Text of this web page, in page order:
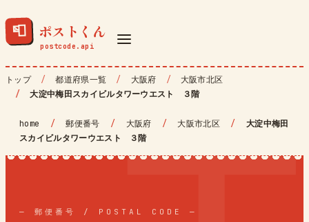
📮 ポストくん
トップ 都道府県一覧 大阪府
大阪市北区
大淀中梅田スカイビルタワーウエスト ３階
home / 郵便番号 / 大阪府 / 大阪市北区 /
大淀中梅田
スカイビルタワーウエスト ３階
— 郵便番号 / POSTAL CODE —